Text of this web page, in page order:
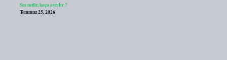
Ses nedir, kaça ayrılır ?
Temmuz 25, 2026